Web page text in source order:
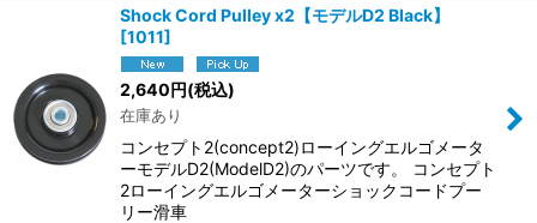
Shock Cord Pulley x2【モデルD2 Black】
[1011]
2,640円(税込)
在庫あり
コンセプト2(concept2)ローイングエルゴメータ
ーモデルD2(ModelD2)のパーツです。 コンセプト
2ローイングエルゴメーターショックコードプー
リー滑車